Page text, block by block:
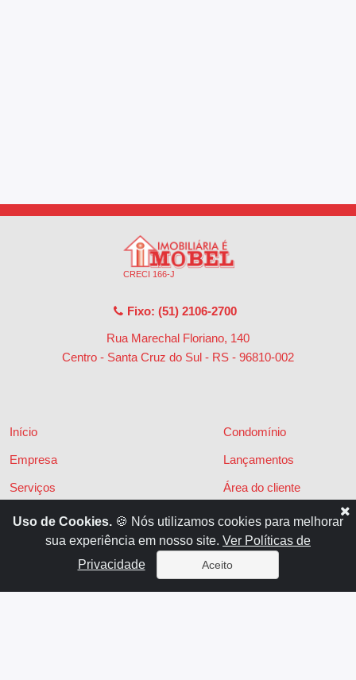
CRECI 166-J
Fixo: (51) 2106-2700
Rua Marechal Floriano, 140
Centro - Santa Cruz do Sul - RS - 96810-002
Início
Empresa
Serviços
Financiamentos
Locações
Condomínio
Lançamentos
Área do cliente
Políticas de privacidade
Contato
Uso de Cookies. 🍪 Nós utilizamos cookies para melhorar
sua experiência em nosso site. Ver Políticas de
Privacidade
Aceito